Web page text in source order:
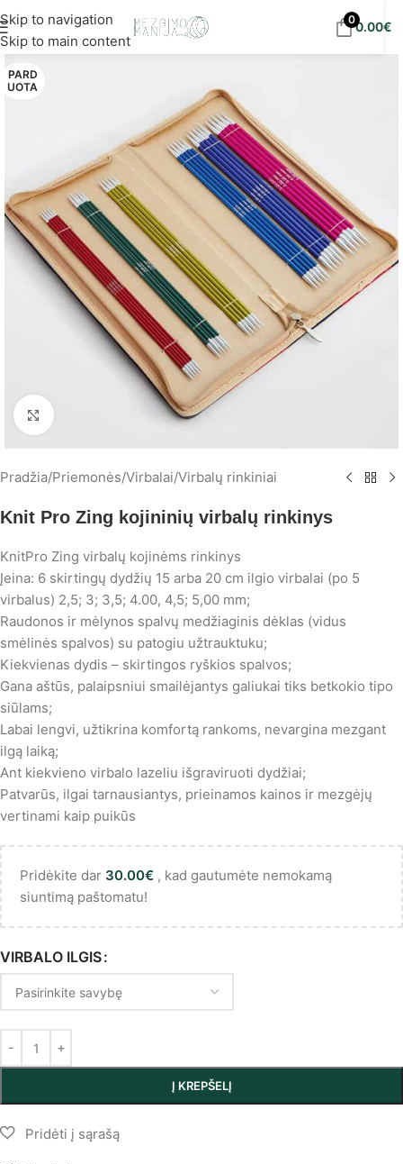
Skip to navigation
Skip to main content
eur!
00.00€
PARD
UOTA
Spustelėkite, norėdami padidinti
Pradžia/Priemonės/Virbalai/Virbalų rinkiniai
Knit Pro Zing kojininių virbalų rinkinys
KnitPro Zing virbalų kojinėms rinkinys
Įeina: 6 skirtingų dydžių 15 arba 20 cm ilgio virbalai (po 5
virbalus) 2,5; 3; 3,5; 4.00, 4,5; 5,00 mm;
Raudonos ir mėlynos spalvų medžiaginis dėklas (vidus
smėlinės spalvos) su patogiu užtrauktuku;
Kiekvienas dydis – skirtingos ryškios spalvos;
Gana aštūs, palaipsniui smailėjantys galiukai tiks betkokio tipo
siūlams;
Labai lengvi, užtikrina komfortą rankoms, nevargina mezgant
ilgą laiką;
Ant kiekvieno virbalo lazeliu išgraviruoti dydžiai;
Patvarūs, ilgai tarnausiantys, prieinamos kainos ir mezgėjų
vertinami kaip puikūs
Pridėkite dar 30.00€ , kad gautumėte nemokamą
siuntimą paštomatu!
VIRBALO ILGIS
Į KREPŠELĮ